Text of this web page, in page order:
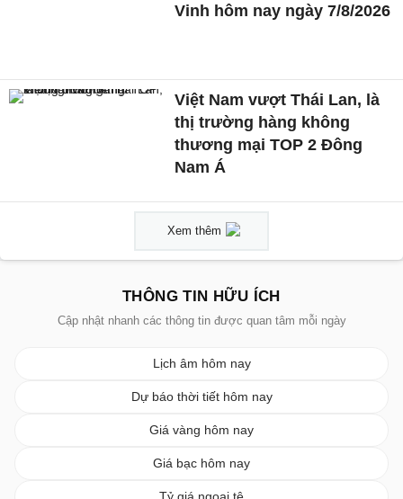
Vinh hôm nay ngày 7/8/2026
Việt Nam vượt Thái Lan, là
thị trường hàng không
thương mại TOP 2 Đông
Nam Á
Xem thêm
THÔNG TIN HỮU ÍCH
Cập nhật nhanh các thông tin được quan tâm mỗi ngày
Lịch âm hôm nay
Dự báo thời tiết hôm nay
Giá vàng hôm nay
Giá bạc hôm nay
Tỷ giá ngoại tệ